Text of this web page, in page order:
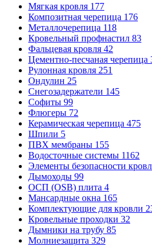
Мягкая кровля 177
Композитная черепица 176
Металлочерепица 118
Кровельный профнастил 83
Фальцевая кровля 42
Цементно-песчаная черепица
Рулонная кровля 251
Ондулин 25
Снегозадержатели 145
Софиты 99
Флюгеры 72
Керамическая черепица 475
Шпили 5
ПВХ мембраны 155
Водосточные системы 1162
Элементы безопасности
Дымоходы 99
ОСП (OSB) плита 4
Мансардные окна 165
Комплектующие для кровли
Кровельные проходки 32
Дымники на трубу 85
Молниезащита 329